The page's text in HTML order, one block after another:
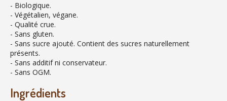
- Biologique.
- Végétalien, végane.
- Qualité crue.
- Sans gluten.
- Sans sucre ajouté. Contient des sucres naturellement
présents.
- Sans additif ni conservateur.
- Sans OGM.
Ingrédients